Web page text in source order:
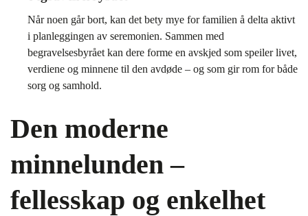
Når noen går bort, kan det bety mye for familien å delta aktivt
i planleggingen av seremonien. Sammen med
begravelsesbyrået kan dere forme en avskjed som speiler livet,
verdiene og minnene til den avdøde – og som gir rom for både
sorg og samhold.
Den moderne
minnelunden –
fellesskap og enkelhet